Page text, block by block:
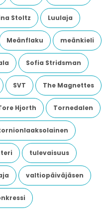
Stoltz Luulaja
Meänflaku meänkieli
Sofia Stridsman
SVT The Magnettes
Hjorth Tornedalen
tulevaisuus
valtiopäiväjäsen